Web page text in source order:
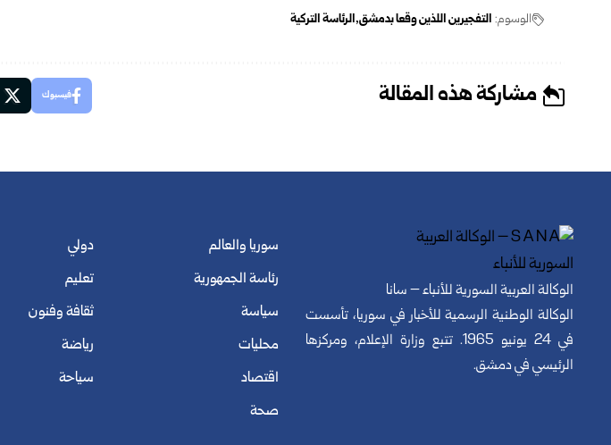
الوسوم: التفجيرين اللذين وقعا بدمشق الرئاسة التركية
مشاركة هذه المقالة فيسبوك
الوكالة العربية السورية للأنباء – سانا
الوكالة الوطنية الرسمية للأخبار في سوريا، تأسست
في 24 يونيو 1965. تتبع وزارة الإعلام، ومركزها
الرئيسي في دمشق.
سوريا والعالم
رئاسة الجمهورية
سياسة
محليات
اقتصاد
صحة
دولي
تعليم
ثقافة وفنون
رياضة
سياحة